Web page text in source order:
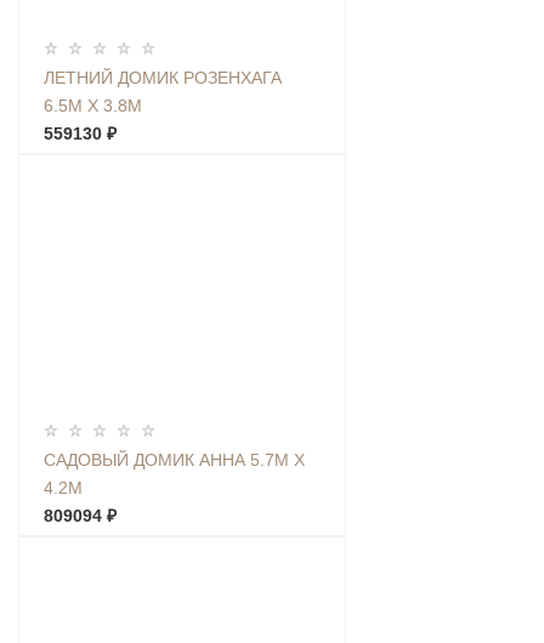
ЛЕТНИЙ ДОМИК РОЗЕНХАГА
6.5М Х 3.8М
559130 ₽
САДОВЫЙ ДОМИК АННА 5.7М Х
4.2М
809094 ₽